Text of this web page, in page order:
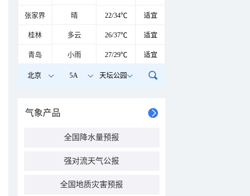
张家界 晴 22/34℃ 适宜
桂林 多云 26/37℃ 适宜
青岛 小雨 27/29℃ 适宜
北京 5A 天坛公园
气象产品
全国降水量预报
强对流天气公报
全国地质灾害预报